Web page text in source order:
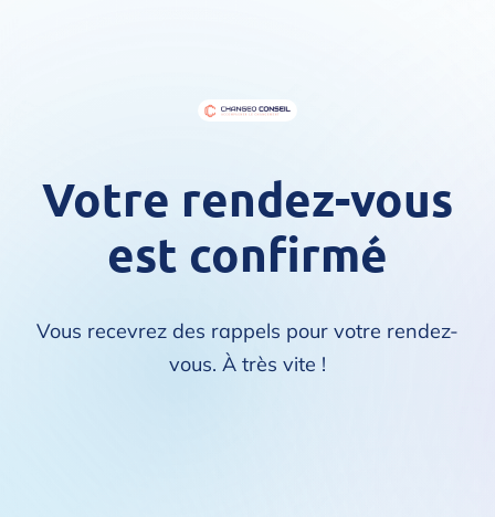
Votre rendez-vous
est confirmé
Vous recevrez des rappels pour votre rendez-
vous. À très vite !